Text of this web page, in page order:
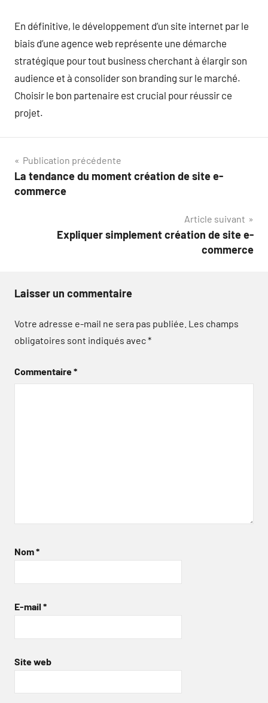
En définitive, le développement d’un site internet par le
biais d’une agence web représente une démarche
stratégique pour tout business cherchant à élargir son
audience et à consolider son branding sur le marché.
Choisir le bon partenaire est crucial pour réussir ce
projet.
Navigation
de
Publication précédente
La tendance du moment création de site e-
commerce
Article suivant
Expliquer simplement création de site e-
commerce
Laisser un commentaire
Votre adresse e-mail ne sera pas publiée. Les champs
obligatoires sont indiqués avec*
Commentaire*
Nom*
E-mail *
Site web